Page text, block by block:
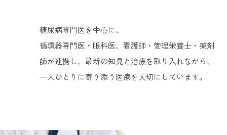
糖尿病専門医を中心に、
循環器専門医・眼科医、看護師・管理栄養士・薬剤
師が連携し、最新の知見と治療を取り入れながら、
一人ひとりに寄り添う医療を大切にしています。